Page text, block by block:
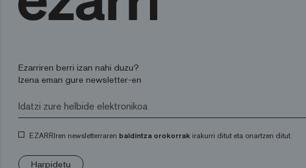
Ezarriren berri izan nahi duzu?
Izena eman gure newsletter-en
EZARRIren newsletterraren baldintza orokorrak irakurri ditut eta onartzen ditut.
Harpidetu